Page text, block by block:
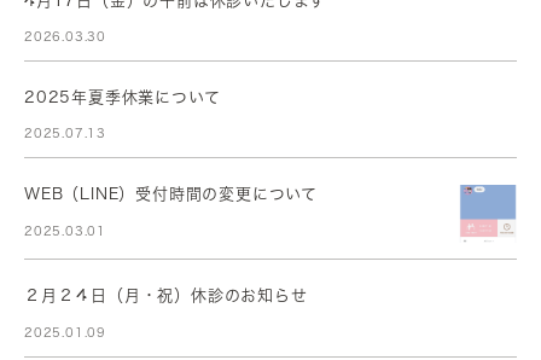
2026.03.30
2025年夏季休業について
2025.07.13
WEB（LINE）受付時間の変更について
2025.03.01
２月２４日（月・祝）休診のお知らせ
2025.01.09